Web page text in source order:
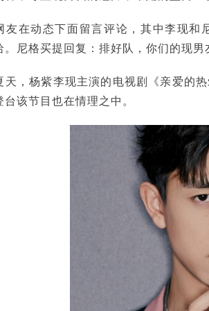
友在动态下面留言评论，其中李现和
。尼格买提回复：排好队，你们的现
天，杨紫李现主演的电视剧《亲爱的
台该节目也在情理之中。